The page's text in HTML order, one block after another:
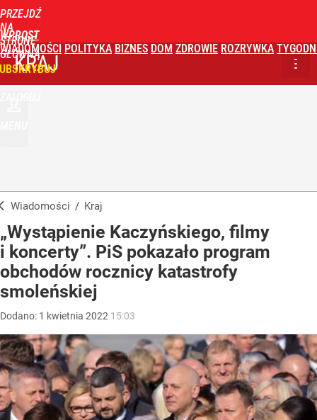
PRZEJDŹ
NA
STRONĘ
GŁÓWNĄ
WPROST
WIADOMOŚCI POLITYKA BIZNES DOM ZDROWIE ROZRYWKA
KRAJ
Wiadomości / Kraj
„Wystąpienie Kaczyńskiego, filmy
i koncerty”. PiS pokazało program
obchodów rocznicy katastrofy
smoleńskiej
Dodano: 1 kwietnia 2022 15:03